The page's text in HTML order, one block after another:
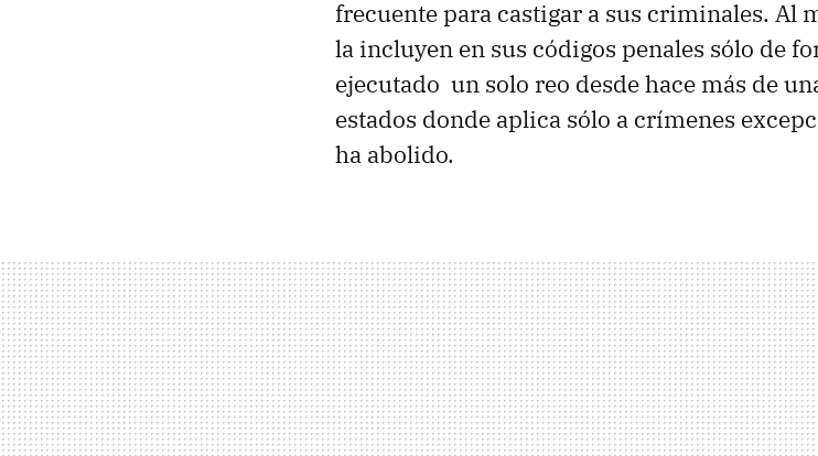
frecuente para castigar a sus criminales. Al
la incluyen en sus códigos penales sólo de
ejecutado un solo reo desde hace más de
estados donde aplica sólo a crímenes
ha abolido.